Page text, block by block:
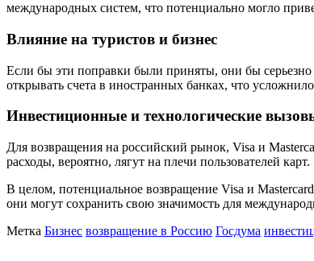
международных систем, что потенциально могло
Влияние на туристов и бизнес
Если бы эти поправки были приняты, они бы
открывать счета в иностранных банках, что
Инвестиционные и технологические
Для возвращения на российский рынок, Visa и
расходы, вероятно, лягут на плечи пользователей карт.
В целом, потенциальное возвращение Visa и
они могут сохранить свою значимость для
Метка Бизнес возвращение в Россию Госдума